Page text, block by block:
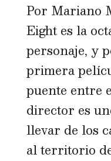
Por Mariano
Eight es la
personaje, y
primera
puente entre
director es
llevar de los
al territorio